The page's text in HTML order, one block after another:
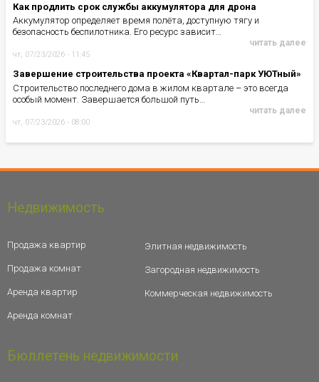
Как продлить срок службы аккумулятора для дрона
Аккумулятор определяет время полёта, доступную тягу и
безопасность беспилотника. Его ресурс зависит…
читать далее
чт, 07/23/2026 - 11:45
Завершение строительства проекта «Квартал-парк УЮТный»
Строительство последнего дома в жилом квартале – это всегда
особый момент. Завершается большой путь…
читать далее
чт, 07/23/2026 - 08:00
Недвижимость
Продажа квартир
Продажа комнат
Аренда квартир
Аренда комнат
Элитная недвижимость
Загородная недвижимость
Коммерческая недвижимость
Бюллетень недвижимости